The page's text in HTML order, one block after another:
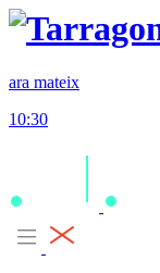
ara mateix
10:30